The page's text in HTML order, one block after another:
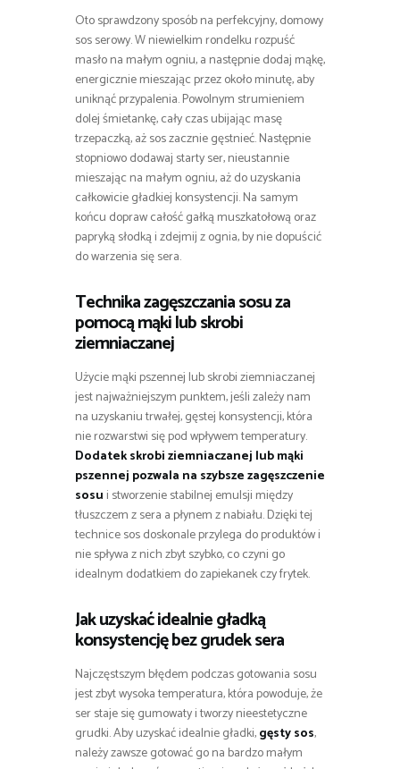
Oto sprawdzony sposób na perfekcyjny, domowy
sos serowy. W niewielkim rondelku rozpuść
masło na małym ogniu, a następnie dodaj mąkę,
energicznie mieszając przez około minutę, aby
uniknąć przypalenia. Powolnym strumieniem
dolej śmietankę, cały czas ubijając masę
trzepaczką, aż sos zacznie gęstnieć. Następnie
stopniowo dodawaj starty ser, nieustannie
mieszając na małym ogniu, aż do uzyskania
całkowicie gładkiej konsystencji. Na samym
końcu dopraw całość gałką muszkatołową oraz
papryką słodką i zdejmij z ognia, by nie dopuścić
do warzenia się sera.
Technika zagęszczania sosu za
pomocą mąki lub skrobi
ziemniaczanej
Użycie mąki pszennej lub skrobi ziemniaczanej
jest najważniejszym punktem, jeśli zależy nam
na uzyskaniu trwałej, gęstej konsystencji, która
nie rozwarstwi się pod wpływem temperatury.
Dodatek skrobi ziemniaczanej lub mąki
pszennej pozwala na szybsze zagęszczenie
sosu i stworzenie stabilnej emulsji między
tłuszczem z sera a płynem z nabiału. Dzięki tej
technice sos doskonale przylega do produktów i
nie spływa z nich zbyt szybko, co czyni go
idealnym dodatkiem do zapiekanek czy frytek.
Jak uzyskać idealnie gładką
konsystencję bez grudek sera
Najczęstszym błędem podczas gotowania sosu
jest zbyt wysoka temperatura, która powoduje, że
ser staje się gumowaty i tworzy nieestetyczne
grudki. Aby uzyskać idealnie gładki,gęsty sos,
należy zawsze gotować go na bardzo małym